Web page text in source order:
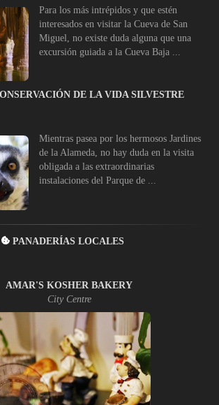
Para los más intrépidos y que estén
interesados en visitar la Cueva de San
Miguel, no existe duda alguna que una
excursión guiada a la Cueva Baja ...
DE LA VIDA SILVESTRE
Mientras pasea por los hermosos Jardines
de la Alameda, no hay duda en la visita
obligada a las extraordinarias
instalaciones del Parque de ...
PANADERÍAS LOCALES
AMAR'S KOSHER BAKERY
City Centre